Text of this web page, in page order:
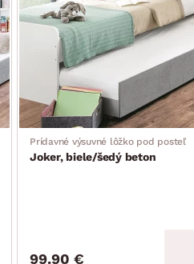
Prídavné výsuvné lôžko pod posteľ
Joker, biele/šedý beton
99.90 €